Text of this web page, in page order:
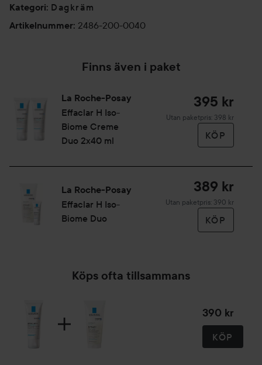
Användning:
Kategori: Dagkräm
Artikelnummer: 2486-200-0040
Finns även i paket
La Roche-Posay
Effaclar H Iso-
Biome Creme
Duo 2x40 ml
395 kr
Utan paketpris: 398 kr
KÖP
La Roche-Posay
Effaclar H Iso-
Biome Duo
389 kr
Utan paketpris: 390 kr
KÖP
Köps ofta tillsammans
390 kr
KÖP